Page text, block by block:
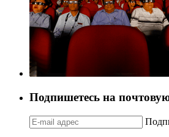
Подпишетесь на